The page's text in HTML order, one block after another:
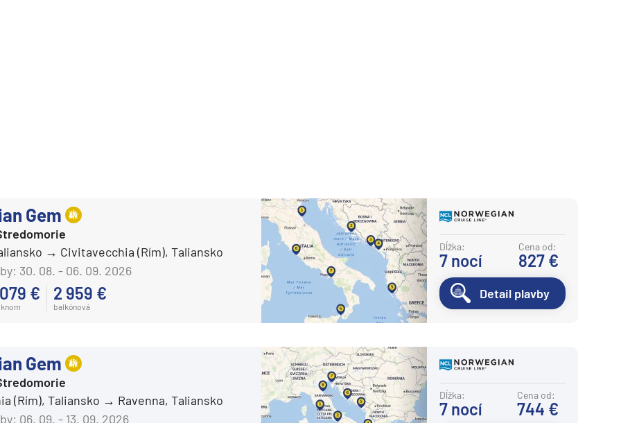
Gem
Civitavecchia (Rím), Taliansko
30. 08. - 06. 09. 2026
€ 2 959 €
balkónová
Dĺžka:
7 nocí
Cena od:
827 €
Detail plavby
Gem
(Rím), Taliansko
Ravenna, Taliansko
06. 09. - 13. 09. 2026
Dĺžka:
7 nocí
Cena od:
744 €